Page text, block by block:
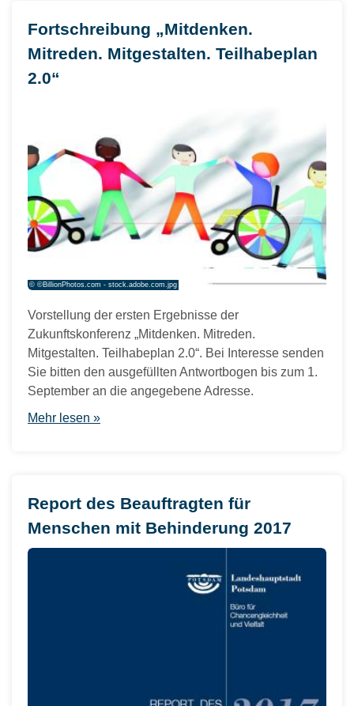
Fortschreibung „Mitdenken.
Mitreden. Mitgestalten. Teilhabeplan
2.0“
© ©BillionPhotos.com - stock.adobe.com.jpg
Vorstellung der ersten Ergebnisse der
Zukunftskonferenz „Mitdenken. Mitreden.
Mitgestalten. Teilhabeplan 2.0“. Bei Interesse senden
Sie bitten den ausgefüllten Antwortbogen bis zum 1.
September an die angegebene Adresse.
Mehr lesen »
Report des Beauftragten für
Menschen mit Behinderung 2017